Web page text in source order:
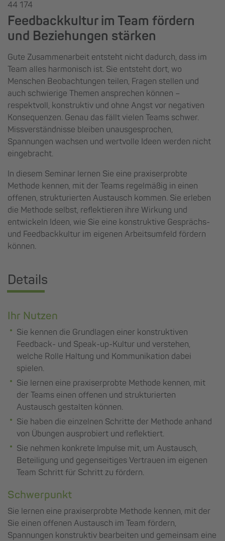
44 174
Feedbackkultur im Team fördern
und Beziehungen stärken
Gute Zusammenarbeit entsteht nicht dadurch, dass im
Team alles harmonisch ist. Sie entsteht dort, wo
Menschen Beobachtungen teilen, Fragen stellen und
auch schwierige Themen ansprechen können –
respektvoll, konstruktiv und ohne Angst vor negativen
Konsequenzen. Genau das fällt vielen Teams schwer.
Missverständnisse bleiben unausgesprochen,
Spannungen wachsen und wertvolle Ideen werden nicht
eingebracht.
In diesem Seminar lernen Sie eine praxiserprobte
Methode kennen, mit der Teams regelmäßig in einen
offenen, strukturierten Austausch kommen. Sie erleben
die Methode selbst, reflektieren ihre Wirkung und
entwickeln Ideen, wie Sie eine konstruktive Gesprächs-
und Feedbackkultur im eigenen Arbeitsumfeld fördern
können.
Details
Ihr Nutzen
Sie kennen die Grundlagen einer konstruktiven
Feedback- und Speak-up-Kultur und verstehen,
welche Rolle Haltung und Kommunikation dabei
spielen.
Sie lernen eine praxiserprobte Methode kennen, mit
der Teams einen offenen und strukturierten
Austausch gestalten können.
Sie haben die einzelnen Schritte der Methode anhand
von Übungen ausprobiert und reflektiert.
Sie nehmen konkrete Impulse mit, um Austausch,
Beteiligung und gegenseitiges Vertrauen im eigenen
Team Schritt für Schritt zu fördern.
Schwerpunkt
Sie lernen eine praxiserprobte Methode kennen, mit der
Sie einen offenen Austausch im Team fördern,
Spannungen konstruktiv bearbeiten und gemeinsam eine